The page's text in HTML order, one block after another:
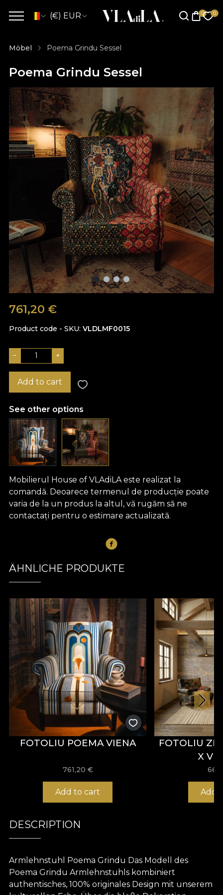
(€) EUR
Möbel Poema Grindu Sessel
Poema Grindu Sessel
761,20 €
Product code - SKU VLDLMF0015
− +
Add to cart
See other options
Mobilierul House of VLAdiLA este realizat la
comandă. Deoarece termenul de producție poate
varia de la un produs la altul, vă rugăm să ne
contactați pentru o estimare actualizată.
ÄHNLICHE PRODUKTE
FOTOLIU POEMA VIENA
761,20 €
Add to cart
FOTOLIU
X
Add
DESCRIPTION
Armlehnstuhl Poema Grindu Das Modell des
Poema Grindu Armlehnstuhls kombiniert
authentisches, 100% originales Design mit unserem